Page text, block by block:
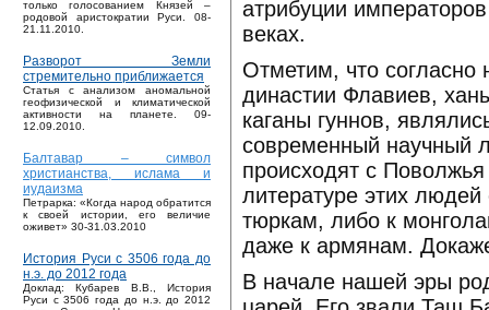
только голосованием Князей –
родовой аристократии Руси. 08-
21.11.2010.
Разворот Земли
стремительно приближается
Статья с анализом аномальной
геофизической и климатической
активности на планете. 09-
12.09.2010.
Балтавар – символ
христианства, ислама и
иудаизма
Петрарка: «Когда народ обратится
к своей истории, его величие
оживет» 30-31.03.2010
История Руси с 3506 года до
н.э. до 2012 года
Доклад: Кубарев В.В., История
Руси с 3506 года до н.э. до 2012
атрибуции
веках.
Отметим, что
династии Флавиев,
каганы гуннов,
современный научный
происходят с
литературе этих
тюркам, либо к
даже к армянам.
В начале нашей эры